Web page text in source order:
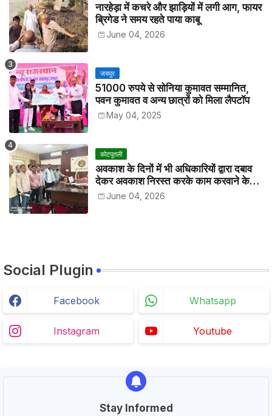
नारहेड़ा में कचरे और झाड़ियों में लगी आग, फायर
ब्रिगेड ने समय रहते पाया काबू
June 04, 2026
जयपुर
51000 रुपये से सोनिया कुमावत सम्मानित,
पवन कुमावत व अन्य छात्रों को मिला लैपटॉप
May 04, 2025
कोटपूतली
अवकाश के दिनों में भी अधिकारियों द्वारा दबाव
देकर अवकाश निरस्त करके काम करवाने के
विरोध में कर्मचारियों ने जिला कलेक्टर को सीएस
के नाम दिया ज्ञापन
June 04, 2026
Social Plugin
Facebook Whatsapp
Instagram Youtube
Stay Informed